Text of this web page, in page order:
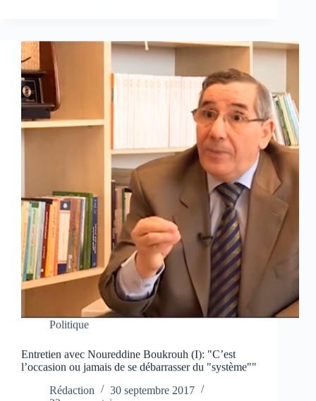
Politique
Entretien avec Noureddine Boukrouh (I): "C’est
l’occasion ou jamais de se débarrasser du "système""
Rédaction
30 septembre 2017